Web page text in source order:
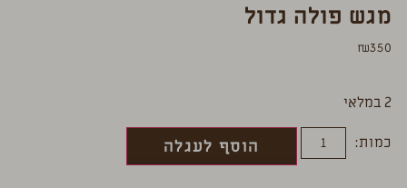
מגש פולה גדול
₪350
2 במלאי
כמות:
הוסף לעגלה